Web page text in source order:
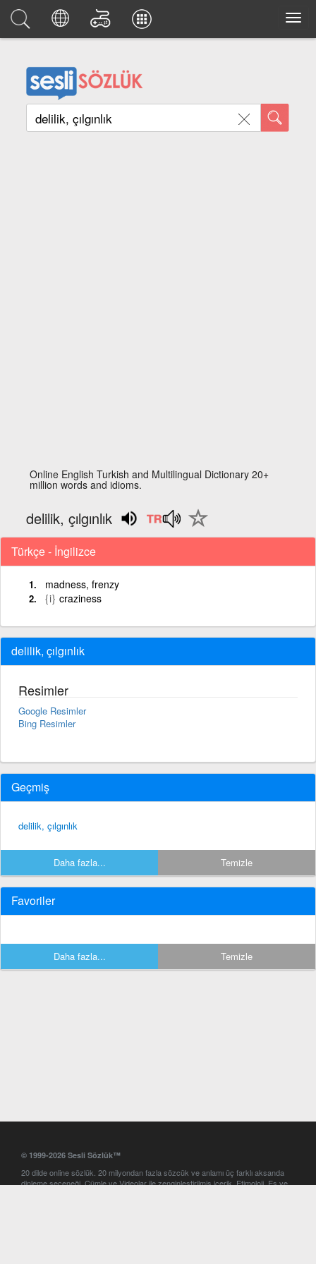
Online English Turkish and Multilingual Dictionary 20+
million words and idioms.
delilik, çılgınlık
Türkçe - İngilizce
madness, frenzy
{i} craziness
delilik, çılgınlık
Resimler
Google Resimler
Bing Resimler
Geçmiş
delilik, çılgınlık
Daha fazla... Temizle
Favoriler
Daha fazla... Temizle
© 1999-2026 Sesli Sözlük™
20 dilde online sözlük. 20 milyondan fazla sözcük ve anlamı üç farklı aksanda
dinleme seçeneği. Cümle ve Videolar ile zenginleştirilmiş içerik. Etimoloji, Eş ve